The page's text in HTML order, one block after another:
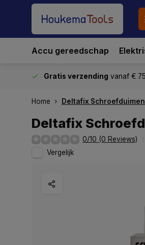
Accu gereedschap
Gratis verzending vanaf €
Home Deltafix
Deltafix
0/10 (0 Reviews)
Vergelijk